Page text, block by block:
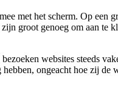
met het scherm. Op
groot genoeg om aan te
websites steeds
ongeacht hoe zij de